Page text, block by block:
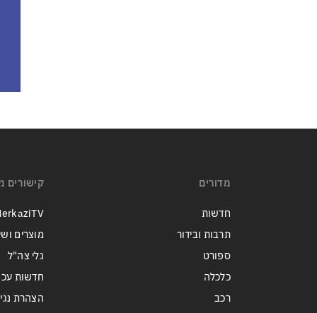
מדורים
חדשות
תרבות ובידור
ספורט
כלכלה
רכב
קישורים
מוצרים
גלי צה"ל
חדשות
הצהרת